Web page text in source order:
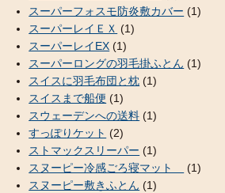
スーパーフォスモ防炎敷カバー (1)
スーパーレイＥＸ (1)
スーパーレイEX (1)
スーパーロングの羽毛掛ふとん (1)
スイスに羽毛布団と枕 (1)
スイスまで船便 (1)
スウェーデンへの送料 (1)
すっぽりケット (2)
ストマックスリーパー (1)
スヌーピー冷感ごろ寝マット
(1)
スヌーピー敷きふとん (1)